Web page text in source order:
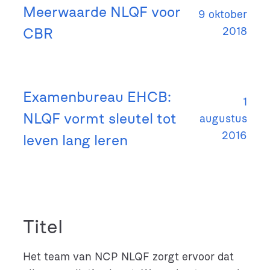
Meerwaarde NLQF voor
CBR
9 oktober
2018
Examenbureau EHCB:
NLQF vormt sleutel tot
leven lang leren
1
augustus
2016
Titel
Het team van NCP NLQF zorgt ervoor dat